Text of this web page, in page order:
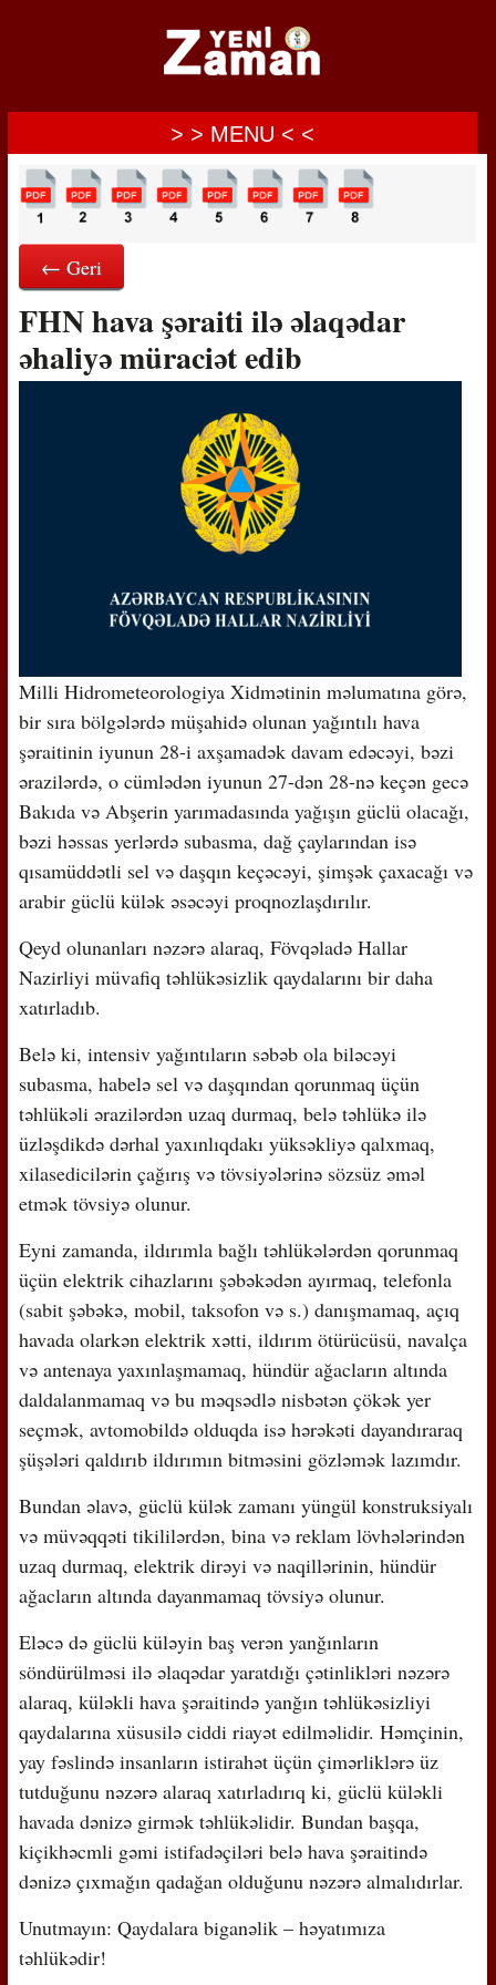
> > MENU < <
← Geri
FHN hava şəraiti ilə əlaqədar
əhaliyə müraciət edib
Milli Hidrometeorologiya Xidmətinin məlumatına görə,
bir sıra bölgələrdə müşahidə olunan yağıntılı hava
şəraitinin iyunun 28-i axşamadək davam edəcəyi, bəzi
ərazilərdə, o cümlədən iyunun 27-dən 28-nə keçən gecə
Bakıda və Abşerin yarımadasında yağışın güclü olacağı,
bəzi həssas yerlərdə subasma, dağ çaylarından isə
qısamüddətli sel və daşqın keçəcəyi, şimşək çaxacağı və
arabir güclü külək əsəcəyi proqnozlaşdırılır.
Qeyd olunanları nəzərə alaraq, Fövqəladə Hallar
Nazirliyi müvafiq təhlükəsizlik qaydalarını bir daha
xatırladıb.
Belə ki, intensiv yağıntıların səbəb ola biləcəyi
subasma, habelə sel və daşqından qorunmaq üçün
təhlükəli ərazilərdən uzaq durmaq, belə təhlükə ilə
üzləşdikdə dərhal yaxınlıqdakı yüksəkliyə qalxmaq,
xilasedicilərin çağırış və tövsiyələrinə sözsüz əməl
etmək tövsiyə olunur.
Eyni zamanda, ildırımla bağlı təhlükələrdən qorunmaq
üçün elektrik cihazlarını şəbəkədən ayırmaq, telefonla
(sabit şəbəkə, mobil, taksofon və s.) danışmamaq, açıq
havada olarkən elektrik xətti, ildırım ötürücüsü, navalça
və antenaya yaxınlaşmamaq, hündür ağacların altında
daldalanmamaq və bu məqsədlə nisbətən çökək yer
seçmək, avtomobildə olduqda isə hərəkəti dayandıraraq
şüşələri qaldırıb ildırımın bitməsini gözləmək lazımdır.
Bundan əlavə, güclü külək zamanı yüngül konstruksiyalı
və müvəqqəti tikililərdən, bina və reklam lövhələrindən
uzaq durmaq, elektrik dirəyi və naqillərinin, hündür
ağacların altında dayanmamaq tövsiyə olunur.
Eləcə də güclü küləyin baş verən yanğınların
söndürülməsi ilə əlaqədar yaratdığı çətinlikləri nəzərə
alaraq, küləkli hava şəraitində yanğın təhlükəsizliyi
qaydalarına xüsusilə ciddi riayət edilməlidir. Həmçinin,
yay fəslində insanların istirahət üçün çimərliklərə üz
tutduğunu nəzərə alaraq xatırladırıq ki, güclü küləkli
havada dənizə girmək təhlükəlidir. Bundan başqa,
kiçikhəcmli gəmi istifadəçiləri belə hava şəraitində
dənizə çıxmağın qadağan olduğunu nəzərə almalıdırlar.
Unutmayın: Qaydalara biganəlik – həyatımıza
təhlükədir!